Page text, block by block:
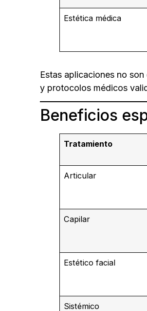
Estética médica
Estas aplicaciones no
y protocolos médicos
Beneficios
Tratamiento
Articular
Capilar
Estético facial
Sistémico